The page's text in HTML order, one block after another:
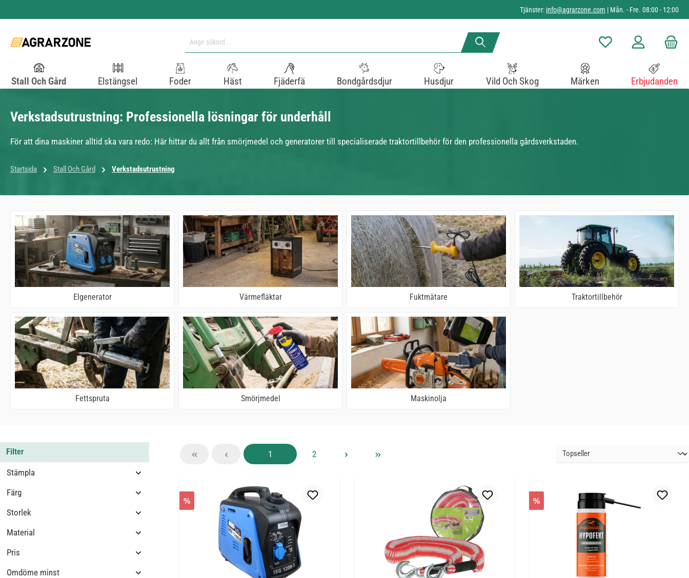
Tjänster: info@agrarzone.com | Mån. - Fre. 08:00 - 12:00
Du har 0 objekt i
Stall Och Gård Elstängsel Foder Häst Fjäderfä Bondgårdsdjur Husdjur Vild Och Skog Märken Erbjudanden
Verkstadsutrustning: Professionella lösningar för underhåll
För att dina maskiner alltid ska vara redo: Här hittar du allt från smörjmedel och generatorer till specialiserade traktortillbehör för den professionella gårdsverkstaden.
Startsida Stall Och Gård Verkstadsutrustning
Elgenerator Värmefläktar Fuktmätare Traktortillbehör
Fettspruta Smörjmedel Maskinolja
Filter
Stämpla
Färg
Storlek
Material
Pris
Omdöme minst
Sida
1 Sida
2
% %